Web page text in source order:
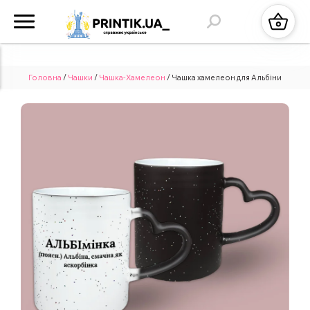
Головна / Чашки / Чашка-Хамелеон / Чашка хамелеон для Альбіни